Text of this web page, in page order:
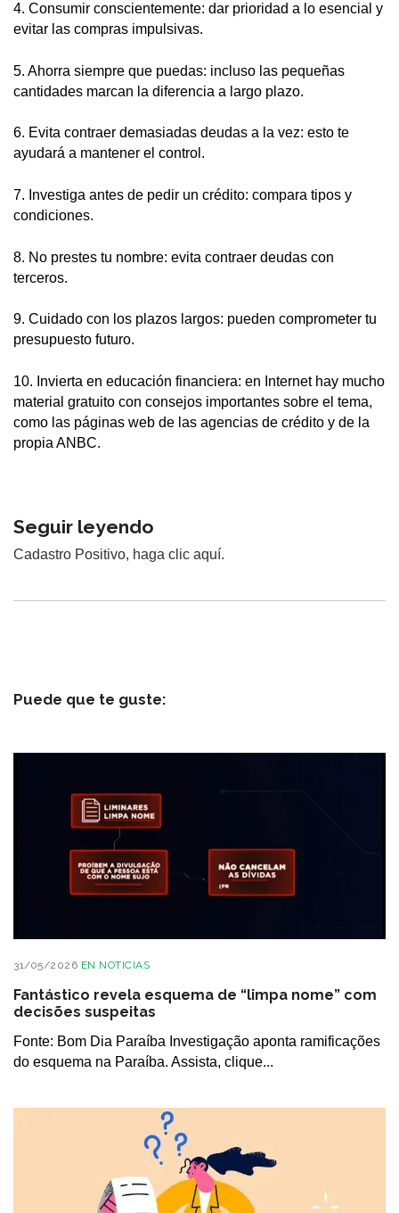
4. Consumir conscientemente: dar prioridad a lo esencial y
evitar las compras impulsivas.
5. Ahorra siempre que puedas: incluso las pequeñas
cantidades marcan la diferencia a largo plazo.
6. Evita contraer demasiadas deudas a la vez: esto te
ayudará a mantener el control.
7. Investiga antes de pedir un crédito: compara tipos y
condiciones.
8. No prestes tu nombre: evita contraer deudas con
terceros.
9. Cuidado con los plazos largos: pueden comprometer tu
presupuesto futuro.
10. Invierta en educación financiera: en Internet hay mucho
material gratuito con consejos importantes sobre el tema,
como las páginas web de las agencias de crédito y de la
propia ANBC.
Seguir leyendo
Cadastro Positivo, haga clic aquí.
Puede que te guste:
31/05/2026 EN NOTICIAS
Fantástico revela esquema de “limpa nome” com
decisões suspeitas
Fonte: Bom Dia Paraíba Investigação aponta ramificações
do esquema na Paraíba. Assista, clique...